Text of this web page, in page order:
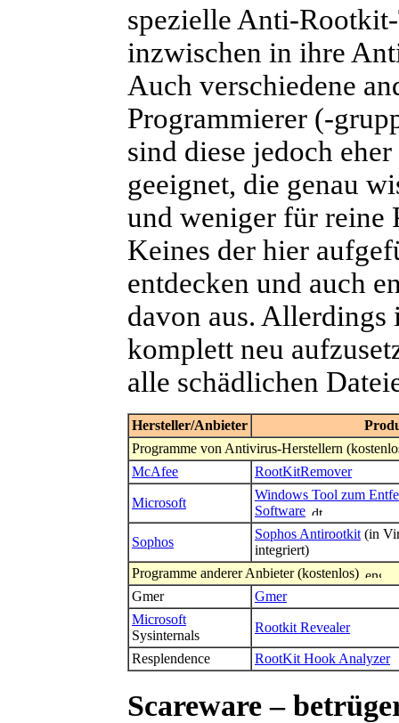
spezielle Anti-
inzwischen in ihre
Auch verschiedene
Programmierer (-
sind diese jedoch
geeignet, die genau
und weniger für reine
Keines der hier
entdecken und auch
davon aus. Allerdings
komplett neu
alle schädlichen
Hersteller/Anbieter
Programme von Antivirus-Herstellern
McAfee
RootKitRemover
Microsoft
Windows Tool zum
Software
Sophos
Sophos Antirootkit (in
integriert)
Programme anderer Anbieter (kostenlos)
Gmer
Gmer
Microsoft
Sysinternals
Rootkit Revealer
Resplendence RootKit Hook Analyzer
Scareware –